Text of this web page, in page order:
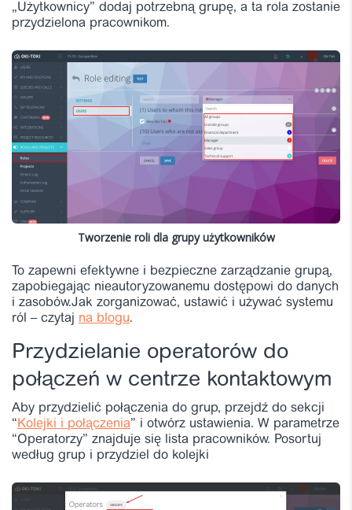
„Użytkownicy” dodaj potrzebną grupę, a ta rola zostanie
przydzielona pracownikom.
Tworzenie roli dla grupy użytkowników
To zapewni efektywne i bezpieczne zarządzanie grupą,
zapobiegając nieautoryzowanemu dostępowi do danych
i zasobów.Jak zorganizować, ustawić i używać systemu
ról – czytaj na blogu.
Przydzielanie operatorów do
połączeń w centrze kontaktowym
Aby przydzielić połączenia do grup, przejdź do sekcji
“Kolejki i połączenia” i otwórz ustawienia. W parametrze
“Operatorzy” znajduje się lista pracowników. Posortuj
według grup i przydziel do kolejki